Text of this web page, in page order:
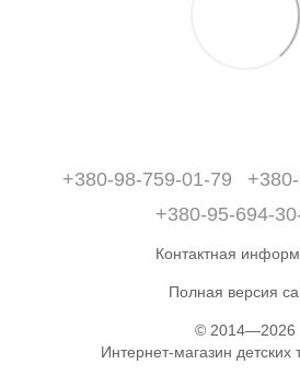
+380-98-759-01-79
+380-95-694-
Контактная
Полная версия
© 2014—2026
Интернет-магазин детских